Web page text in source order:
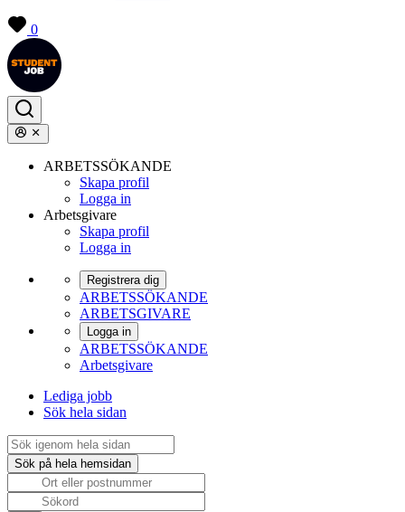
0
ARBETSSÖKANDE
Skapa profil
Logga in
Arbetsgivare
Skapa profil
Logga in
Registrera dig
ARBETSSÖKANDE
ARBETSGIVARE
Logga in
ARBETSSÖKANDE
Arbetsgivare
Lediga jobb
Sök hela sidan